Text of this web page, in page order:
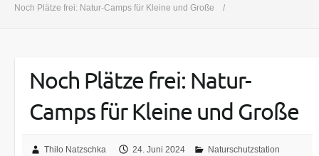
Noch Plätze frei: Natur-Camps für Kleine und Große
Noch Plätze frei: Natur-
Camps für Kleine und Große
Thilo Natzschka 24. Juni 2024
Naturschutzstation